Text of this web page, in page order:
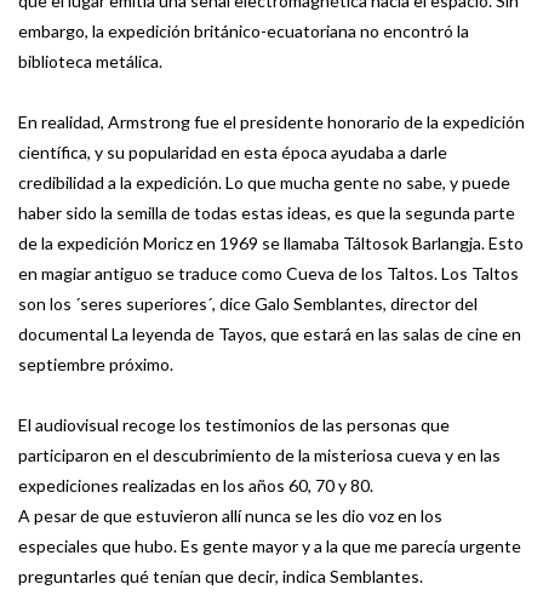
embargo, la expedición británico-ecuatoriana no encontró la
biblioteca metálica.
En realidad, Armstrong fue el presidente honorario de la expedición
científica, y su popularidad en esta época ayudaba a darle
credibilidad a la expedición. Lo que mucha gente no sabe, y puede
haber sido la semilla de todas estas ideas, es que la segunda parte
de la expedición Moricz en 1969 se llamaba Táltosok Barlangja. Esto
en magiar antiguo se traduce como Cueva de los Taltos. Los Taltos
son los ´seres superiores´, dice Galo Semblantes, director del
documental La leyenda de Tayos, que estará en las salas de cine en
septiembre próximo.
El audiovisual recoge los testimonios de las personas que
participaron en el descubrimiento de la misteriosa cueva y en las
expediciones realizadas en los años 60, 70 y 80.
A pesar de que estuvieron allí nunca se les dio voz en los
especiales que hubo. Es gente mayor y a la que me parecía urgente
preguntarles qué tenían que decir, indica Semblantes.